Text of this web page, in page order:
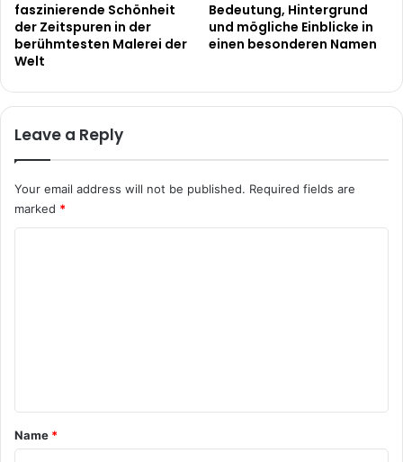
faszinierende Schönheit
der Zeitspuren in der
berühmtesten Malerei der
Welt
Bedeutung, Hintergrund
und mögliche Einblicke in
einen besonderen Namen
Leave a Reply
Your email address will not be published. Required fields are
marked *
*
Name *